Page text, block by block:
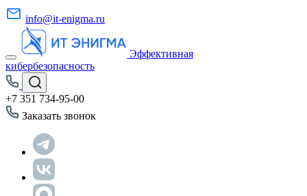
info@it-enigma.ru
Эффективная
кибербезопасность
+7 351 734-95-00
Заказать звонок